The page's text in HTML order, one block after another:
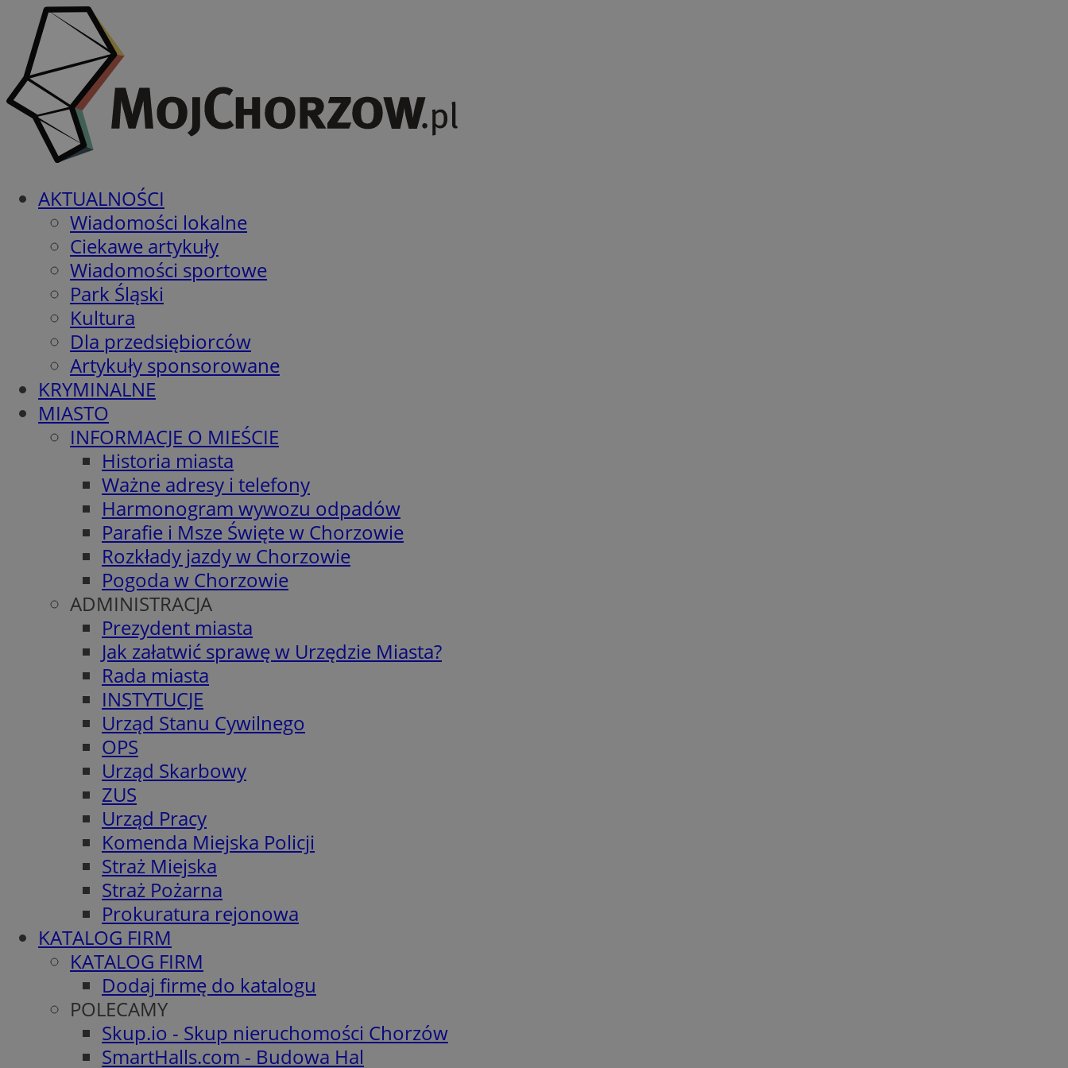
AKTUALNOŚCI
Wiadomości lokalne
Ciekawe artykuły
Wiadomości sportowe
Park Śląski
Kultura
Dla przedsiębiorców
Artykuły sponsorowane
KRYMINALNE
MIASTO
INFORMACJE O MIEŚCIE
Historia miasta
Ważne adresy i telefony
Harmonogram wywozu odpadów
Parafie i Msze Święte w Chorzowie
Rozkłady jazdy w Chorzowie
Pogoda w Chorzowie
ADMINISTRACJA
Prezydent miasta
Jak załatwić sprawę w Urzędzie Miasta?
Rada miasta
INSTYTUCJE
Urząd Stanu Cywilnego
OPS
Urząd Skarbowy
ZUS
Urząd Pracy
Komenda Miejska Policji
Straż Miejska
Straż Pożarna
Prokuratura rejonowa
KATALOG FIRM
KATALOG FIRM
Dodaj firmę do katalogu
POLECAMY
Skup.io - Skup nieruchomości Chorzów
SmartHalls.com - Budowa Hal